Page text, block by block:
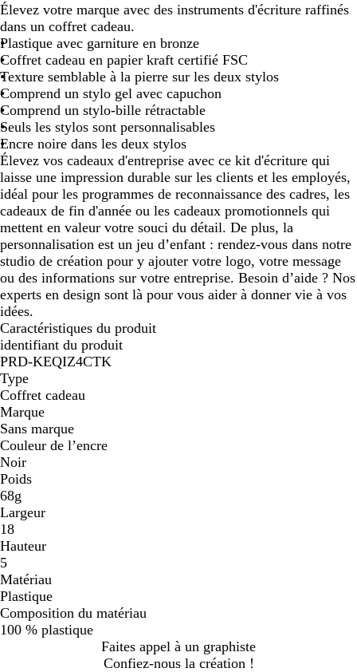
i
r
u
g
e
e
u
m
a
r
i
n
e
n
e
r
t
b
o
u
t
e
i
l
l
e
Élevez votre marque avec des instruments d'écriture raffinés
dans un coffret cadeau.
Plastique avec garniture en bronze
Coffret cadeau en papier kraft certifié FSC
Texture semblable à la pierre sur les deux stylos
Comprend un stylo gel avec capuchon
Comprend un stylo-bille rétractable
Seuls les stylos sont personnalisables
Encre noire dans les deux stylos
Élevez vos cadeaux d'entreprise avec ce kit d'écriture qui
laisse une impression durable sur les clients et les employés,
idéal pour les programmes de reconnaissance des cadres, les
cadeaux de fin d'année ou les cadeaux promotionnels qui
mettent en valeur votre souci du détail. De plus, la
personnalisation est un jeu d’enfant : rendez-vous dans notre
studio de création pour y ajouter votre logo, votre message
ou des informations sur votre entreprise. Besoin d’aide ? Nos
experts en design sont là pour vous aider à donner vie à vos
idées.
Caractéristiques du produit
identifiant du produit
PRD-KEQIZ4CTK
Type
Coffret cadeau
Marque
Sans marque
Couleur de l’encre
Noir
Poids
68g
Largeur
18
Hauteur
5
Matériau
Plastique
Composition du matériau
100 % plastique
Faites appel à un graphiste
Confiez-nous la création !